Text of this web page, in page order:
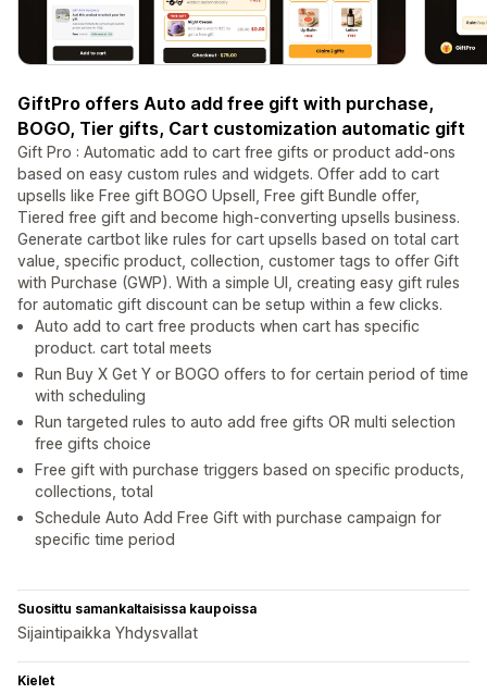
GiftPro offers Auto add free gift with purchase,
BOGO, Tier gifts, Cart customization automatic gift
Gift Pro : Automatic add to cart free gifts or product add-ons
based on easy custom rules and widgets. Offer add to cart
upsells like Free gift BOGO Upsell, Free gift Bundle offer,
Tiered free gift and become high-converting upsells business.
Generate cartbot like rules for cart upsells based on total cart
value, specific product, collection, customer tags to offer Gift
with Purchase (GWP). With a simple UI, creating easy gift rules
for automatic gift discount can be setup within a few clicks.
Auto add to cart free products when cart has specific
product. cart total meets
Run Buy X Get Y or BOGO offers to for certain period of time
with scheduling
Run targeted rules to auto add free gifts OR multi selection
free gifts choice
Free gift with purchase triggers based on specific products,
collections, total
Schedule Auto Add Free Gift with purchase campaign for
specific time period
Suosittu samankaltaisissa kaupoissa
Sijaintipaikka Yhdysvallat
Kielet